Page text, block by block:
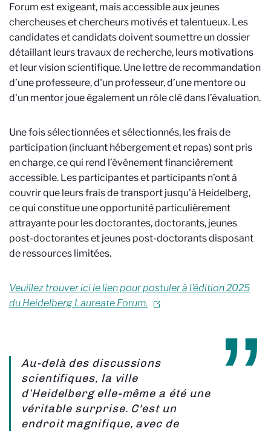
Forum est exigeant, mais accessible aux jeunes
chercheuses et chercheurs motivés et talentueux. Les
candidates et candidats doivent soumettre un dossier
détaillant leurs travaux de recherche, leurs motivations
et leur vision scientifique. Une lettre de recommandation
d’une professeure, d'un professeur, d’une mentore ou
d'un mentor joue également un rôle clé dans l’évaluation.
Une fois sélectionnées et sélectionnés, les frais de
participation (incluant hébergement et repas) sont pris
en charge, ce qui rend l’événement financièrement
accessible. Les participantes et participants n’ont à
couvrir que leurs frais de transport jusqu’à Heidelberg,
ce qui constitue une opportunité particulièrement
attrayante pour les doctorantes, doctorants, jeunes
post-doctorantes et jeunes post-doctorants disposant
de ressources limitées.
Veuillez trouvericile lien pour postuler à l’édition 2025
du Heidelberg Laureate Forum.
Au-delà des discussions
scientifiques, la ville
d’Heidelberg elle-même a été une
véritable surprise. C'est un
endroit magnifique, avec de